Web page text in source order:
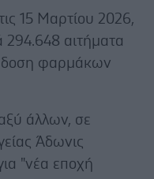
15 Μαρτίου 2026,
294.648 αιτήματα
φαρμάκων
άλλων, σε
Άδωνις
"νέα εποχή